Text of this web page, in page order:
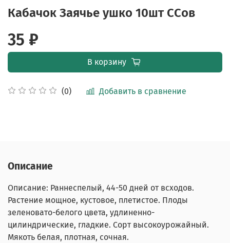
Кабачок Заячье ушко 10шт ССов
(0) Добавить в сравнение
35 ₽
В корзину
Описание
Описание: Раннеспелый, 44-50 дней от всходов.
Растение мощное, кустовое, плетистое. Плоды
зеленовато-белого цвета, удлиненно-
цилиндрические, гладкие. Сорт высокоурожайный.
Мякоть белая, плотная, сочная.